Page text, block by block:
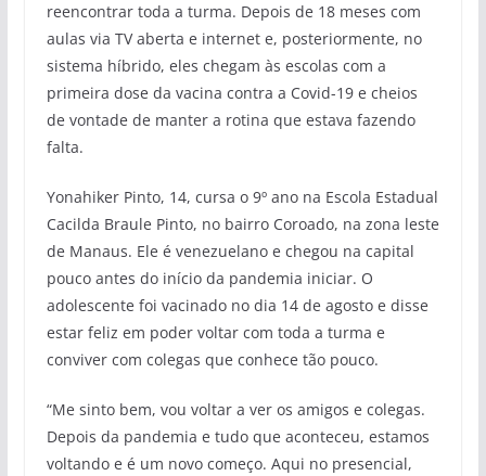
reencontrar toda a turma. Depois de 18 meses com
aulas via TV aberta e internet e, posteriormente, no
sistema híbrido, eles chegam às escolas com a
primeira dose da vacina contra a Covid-19 e cheios
de vontade de manter a rotina que estava fazendo
falta.
Yonahiker Pinto, 14, cursa o 9º ano na Escola Estadual
Cacilda Braule Pinto, no bairro Coroado, na zona leste
de Manaus. Ele é venezuelano e chegou na capital
pouco antes do início da pandemia iniciar. O
adolescente foi vacinado no dia 14 de agosto e disse
estar feliz em poder voltar com toda a turma e
conviver com colegas que conhece tão pouco.
“Me sinto bem, vou voltar a ver os amigos e colegas.
Depois da pandemia e tudo que aconteceu, estamos
voltando e é um novo começo. Aqui no presencial,